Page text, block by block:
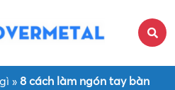
» 8 cách làm ngón tay bàn